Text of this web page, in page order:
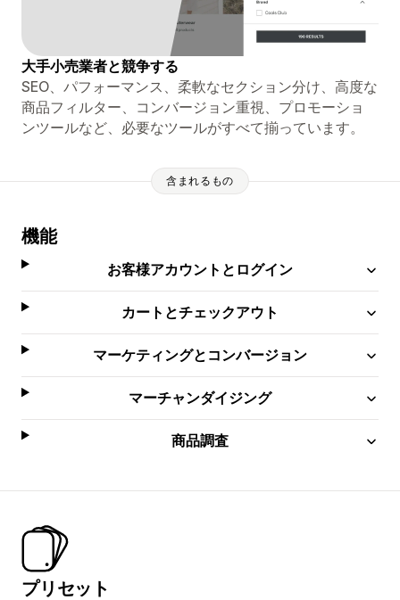
大手小売業者と競争する
SEO、パフォーマンス、柔軟なセクション分け、高度な
商品フィルター、コンバージョン重視、プロモーショ
ンツールなど、必要なツールがすべて揃っています。
含まれるもの
機能
お客様アカウントとログイン
カートとチェックアウト
マーケティングとコンバージョン
マーチャンダイジング
商品調査
プリセット